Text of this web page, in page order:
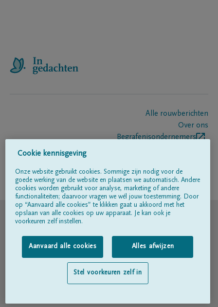
Alle rouwberichten
Over ons
Begrafenisondernemers
Volg ons op
© DELA
Gebruiksvoorwaarden
Privacyverklaring
Toegankelijkheidsverklaring
Cookie kennisgeving
Onze website gebruikt cookies. Sommige zijn nodig voor de
goede werking van de website en plaatsen we automatisch. Andere
cookies worden gebruikt voor analyse, marketing of andere
functionaliteiten; daarvoor vragen we wél jouw toestemming. Door
op “Aanvaard alle cookies” te klikken gaat u akkoord met het
opslaan van alle cookies op uw apparaat. Je kan ook je
voorkeuren zelf instellen.
Aanvaard alle cookies Alles afwijzen
Stel voorkeuren zelf in